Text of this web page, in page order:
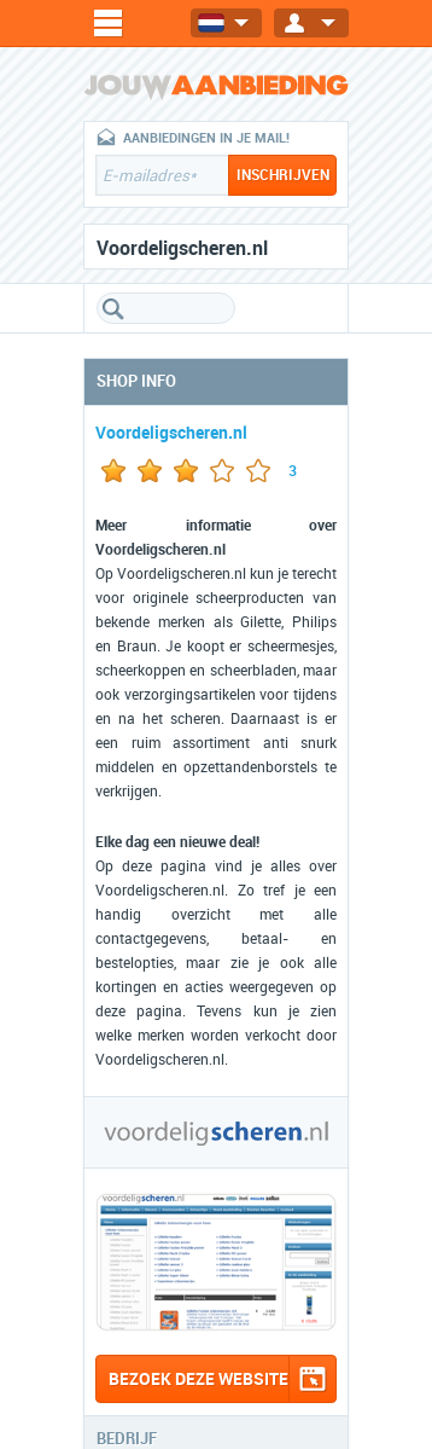
AANBIEDINGEN IN JE MAIL!
Voordeligscheren.nl
SHOP INFO
Voordeligscheren.nl
3
Meer informatie over
Voordeligscheren.nl
Op Voordeligscheren.nl kun je terecht
voor originele scheerproducten van
bekende merken als Gilette, Philips
en Braun. Je koopt er scheermesjes,
scheerkoppen en scheerbladen, maar
ook verzorgingsartikelen voor tijdens
en na het scheren. Daarnaast is er
een ruim assortiment anti snurk
middelen en opzettandenborstels te
verkrijgen.
Elke dag een nieuwe deal!
Op deze pagina vind je alles over
Voordeligscheren.nl. Zo tref je een
handig overzicht met alle
contactgegevens, betaal- en
bestelopties, maar zie je ook alle
kortingen en acties weergegeven op
deze pagina. Tevens kun je zien
welke merken worden verkocht door
Voordeligscheren.nl.
BEZOEK DEZE WEBSITE
BEDRIJF